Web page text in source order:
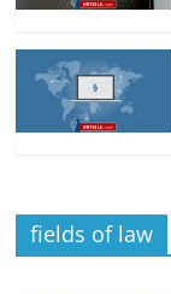
fields of law